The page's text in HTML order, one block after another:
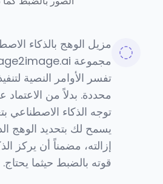
مزيل الوهج بالذكاء
محددة. بدلاً من الاعتماد
توجه الذكاء الاصطناعي
يسمح لك بتحديد الوهج
إزالته، مضمناً أن يركز
قوته بالضبط حيثما يحتاج.